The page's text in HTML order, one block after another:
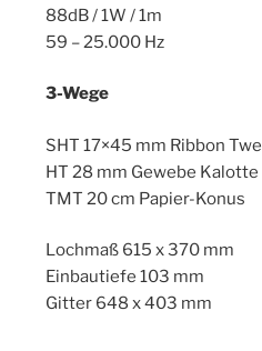
88dB / 1W / 1m
59 – 25.000 Hz
3-Wege
SHT 17×45 mm Ribbon
HT 28 mm Gewebe Kalotte
TMT 20 cm Papier-Konus
Lochmaß 615 x 370 mm
Einbautiefe 103 mm
Gitter 648 x 403 mm